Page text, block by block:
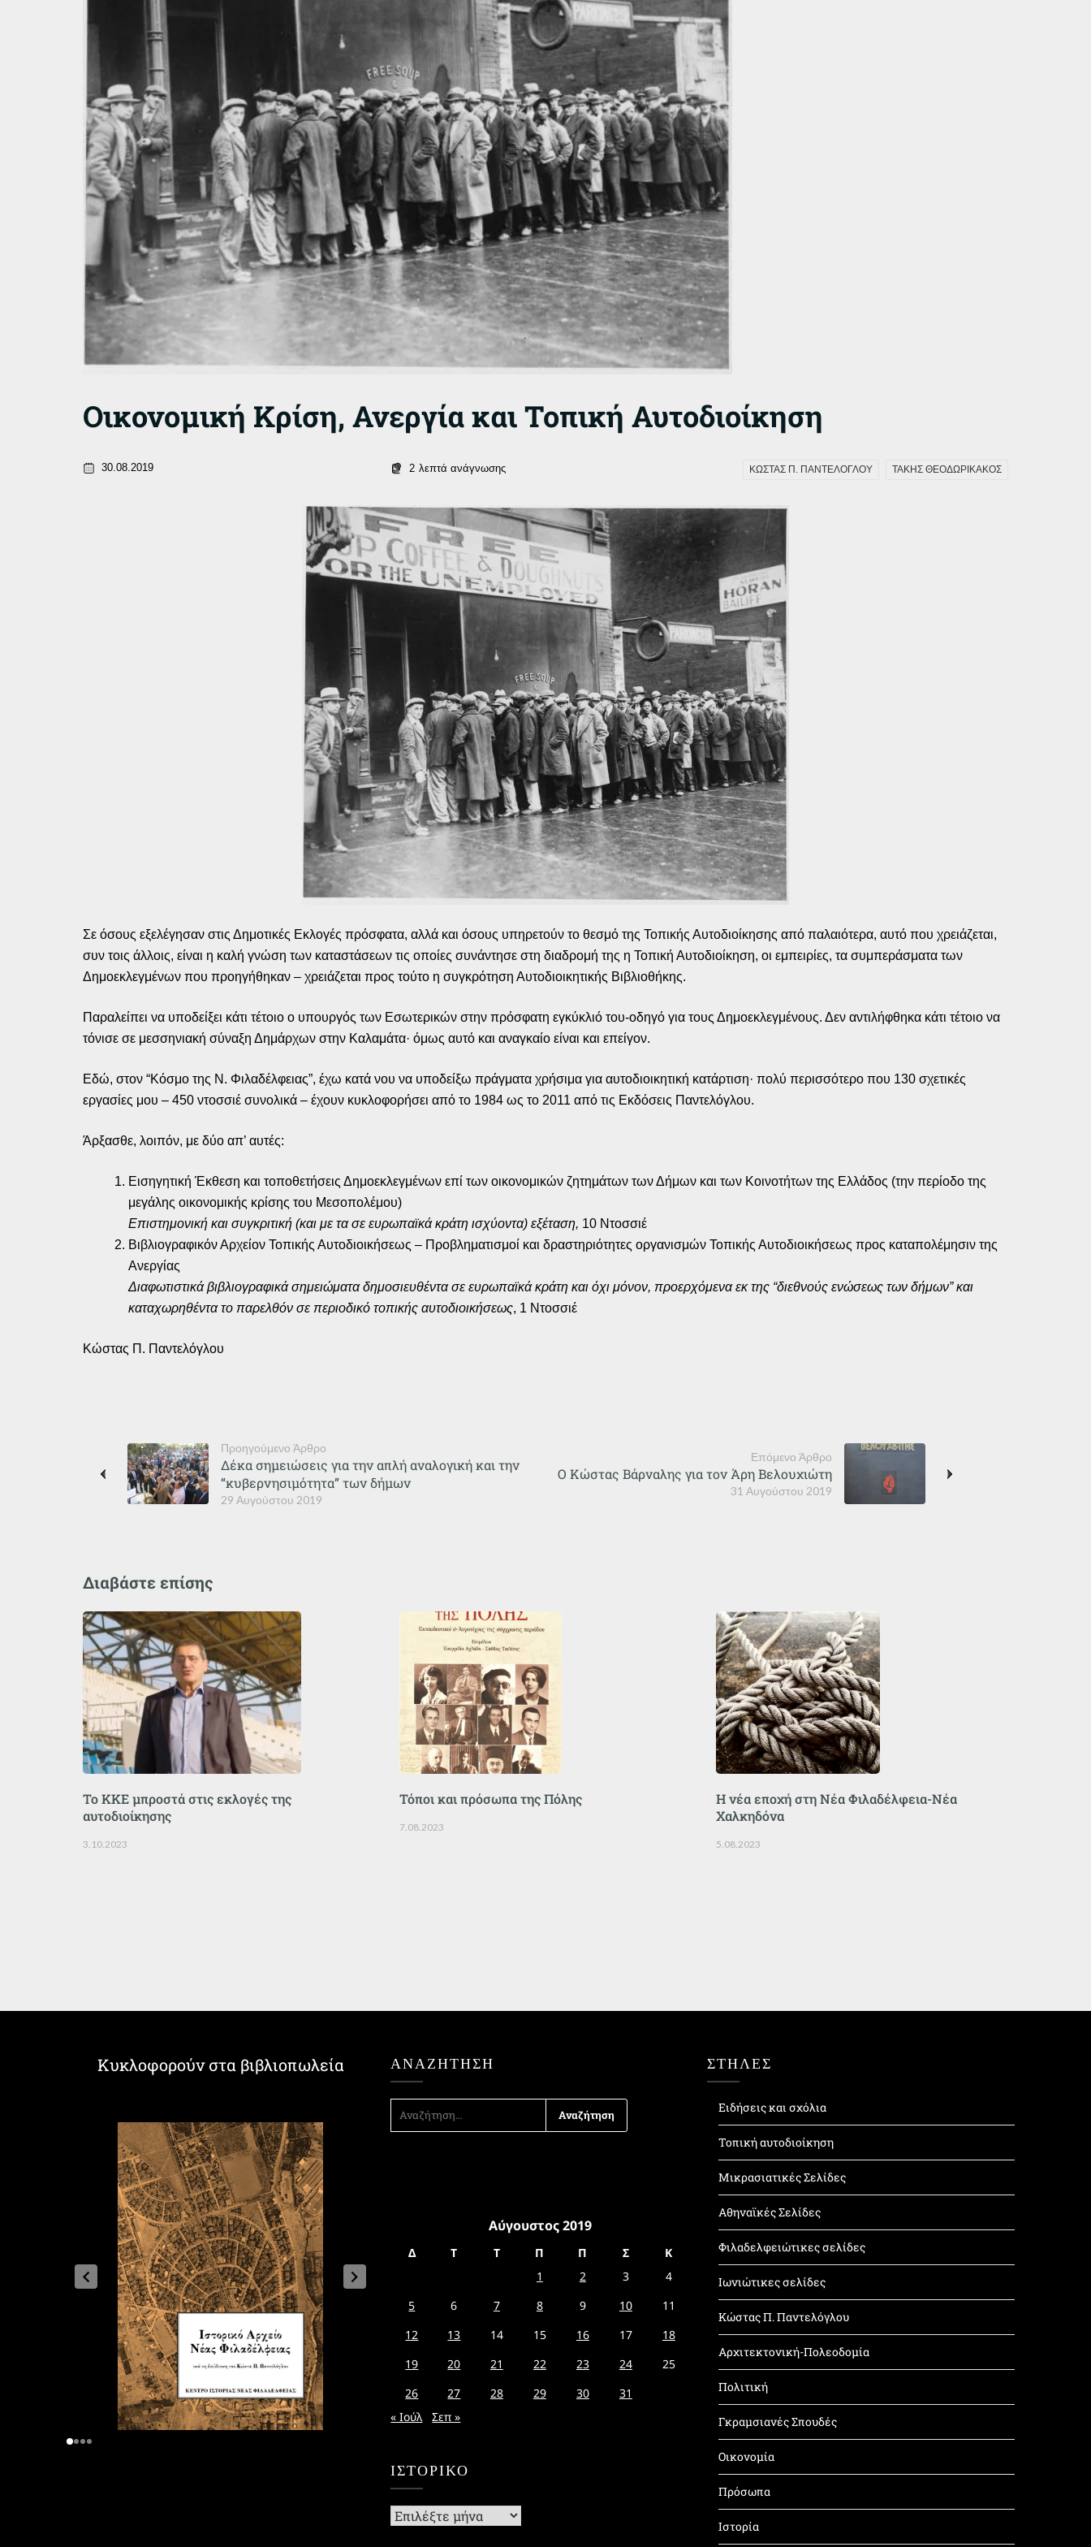
Οικονομική Κρίση, Ανεργία και Τοπική Αυτοδιοίκηση
30.08.2019 2 λεπτά ανάγνωσης ΚΩΣΤΑΣ Π. ΠΑΝΤΕΛΟΓΛΟΥ ΤΑΚΗΣ ΘΕΟΔΩΡΙΚΑΚΟΣ
Σε όσους εξελέγησαν στις Δημοτικές Εκλογές πρόσφατα, αλλά και όσους υπηρετούν το θεσμό της Τοπικής Αυτοδιοίκησης από παλαιότερα, αυτό που χρειάζεται,
συν τοις άλλοις, είναι η καλή γνώση των καταστάσεων τις οποίες συνάντησε στη διαδρομή της η Τοπική Αυτοδιοίκηση, οι εμπειρίες, τα συμπεράσματα των
Δημοεκλεγμένων που προηγήθηκαν – χρειάζεται προς τούτο η συγκρότηση Αυτοδιοικητικής Βιβλιοθήκης.
Παραλείπει να υποδείξει κάτι τέτοιο ο υπουργός των Εσωτερικών στην πρόσφατη εγκύκλιό του-οδηγό για τους Δημοεκλεγμένους. Δεν αντιλήφθηκα κάτι τέτοιο να
τόνισε σε μεσσηνιακή σύναξη Δημάρχων στην Καλαμάτα· όμως αυτό και αναγκαίο είναι και επείγον.
Εδώ, στον “Κόσμο της Ν. Φιλαδέλφειας”, έχω κατά νου να υποδείξω πράγματα χρήσιμα για αυτοδιοικητική κατάρτιση· πολύ περισσότερο που 130 σχετικές
εργασίες μου – 450 ντοσσιέ συνολικά – έχουν κυκλοφορήσει από το 1984 ως το 2011 από τις Εκδόσεις Παντελόγλου.
Άρξασθε, λοιπόν, με δύο απ’ αυτές:
Εισηγητική Έκθεση και τοποθετήσεις Δημοεκλεγμένων επί των οικονομικών ζητημάτων των Δήμων και των Κοινοτήτων της Ελλάδος (την περίοδο της
μεγάλης οικονομικής κρίσης του Μεσοπολέμου)
Επιστημονική και συγκριτική (και με τα σε ευρωπαϊκά κράτη ισχύοντα) εξέταση, 10 Ντοσσιέ
Βιβλιογραφικόν Αρχείον Τοπικής Αυτοδιοικήσεως – Προβληματισμοί και δραστηριότητες οργανισμών Τοπικής Αυτοδιοικήσεως προς καταπολέμησιν της
Ανεργίας
Διαφωτιστικά βιβλιογραφικά σημειώματα δημοσιευθέντα σε ευρωπαϊκά κράτη και όχι μόνον, προερχόμενα εκ της “διεθνούς ενώσεως των δήμων” και
καταχωρηθέντα το παρελθόν σε περιοδικό τοπικής αυτοδιοικήσεως, 1 Ντοσσιέ
Κώστας Π. Παντελόγλου
Προηγούμενο Άρθρο
29 Αυγούστου 2019
Δέκα σημειώσεις για την απλή αναλογική και την
“κυβερνησιμότητα” των δήμων
Επόμενο Άρθρο
31 Αυγούστου 2019
Ο Κώστας Βάρναλης για τον Άρη Βελουχιώτη
Διαβάστε επίσης
Το ΚΚΕ μπροστά στις εκλογές της
αυτοδιοίκησης
3.10.2023
Τόποι και πρόσωπα της Πόλης
7.08.2023
Η νέα εποχή στη Νέα Φιλαδέλφεια-Νέα
Χαλκηδόνα
5.08.2023
Κυκλοφορούν στα βιβλιοπωλεία ΑΝΑΖΉΤΗΣΗ
ΓΙΑ:
Αύγουστος 2019
Δ Τ Τ Π Π Σ
Κ
1
2 3
4
5
6 7 8 9 10
11
12
13 14 15 16 17
18
19
20 21 22 23 24
25
26
27 28 29 30
31
« Ιούλ
Σεπ »
ΙΣΤΟΡΙΚΌ
Ιστορικό
ΣΤΗΛΕΣ
Ειδήσεις και σχόλια
Τοπική αυτοδιοίκηση
Μικρασιατικές Σελίδες
Αθηναϊκές Σελίδες
Φιλαδελφειώτικες σελίδες
Ιωνιώτικες σελίδες
Κώστας Π. Παντελόγλου
Αρχιτεκτονική-Πολεοδομία
Πολιτική
Γκραμσιανές Σπουδές
Οικονομία
Πρόσωπα
Ιστορία